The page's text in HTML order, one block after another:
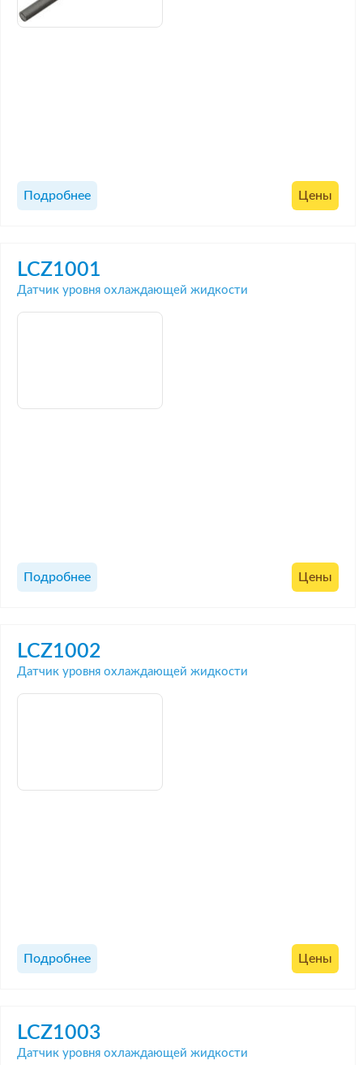
Подробнее Цены
LCZ1001
Датчик уровня охлаждающей жидкости
Подробнее Цены
LCZ1002
Датчик уровня охлаждающей жидкости
Подробнее Цены
LCZ1003
Датчик уровня охлаждающей жидкости